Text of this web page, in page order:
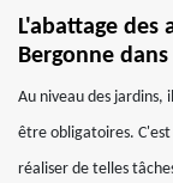
L'abattage des
Bergonne
Au niveau des jardins,
être obligatoires.
réaliser de telles